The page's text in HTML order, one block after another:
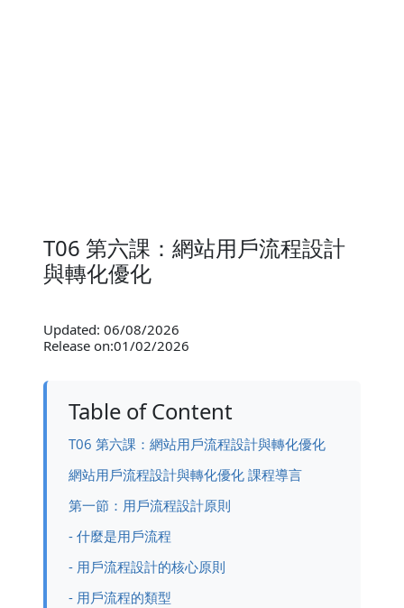
T06 第六課：網站用戶流程設計
與轉化優化
Updated: 06/08/2026
Release on:01/02/2026
Table of Content
T06 第六課：網站用戶流程設計與轉化優化
網站用戶流程設計與轉化優化 課程導言
第一節：用戶流程設計原則
- 什麼是用戶流程
- 用戶流程設計的核心原則
- 用戶流程的類型